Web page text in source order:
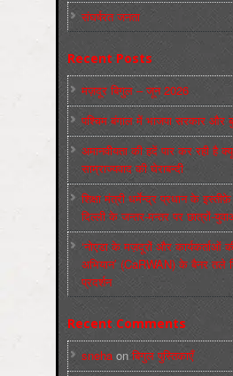
संघर्षरत जनता
Recent Posts
मज़दूर बिगुल – जून 2026
पश्चिम बंगाल में भाजपा सरकार
अमानवीयता की हदें पार कर रही है
साम्राज्यवाद की घेराबन्दी
शिक्षा मंत्री धर्मेन्द्र प्रधान के
दिल्ली के जन्तर-मन्तर पर छात्रों-
‘नोएडा के मज़दूरों और कार्यकर्ताओं
अभियान’ (CaRWAN) के बैनर तले
प्रदर्शन
Recent Comments
sneha on बिगुल पुस्तिकाएँ